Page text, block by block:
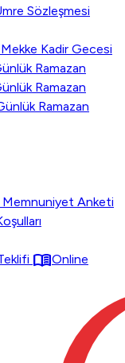
Sözleşmesi
Kadir Gecesi
Ramazan
Ramazan
Ramazan
Memnuniyet Anketi
menu_bookOnline